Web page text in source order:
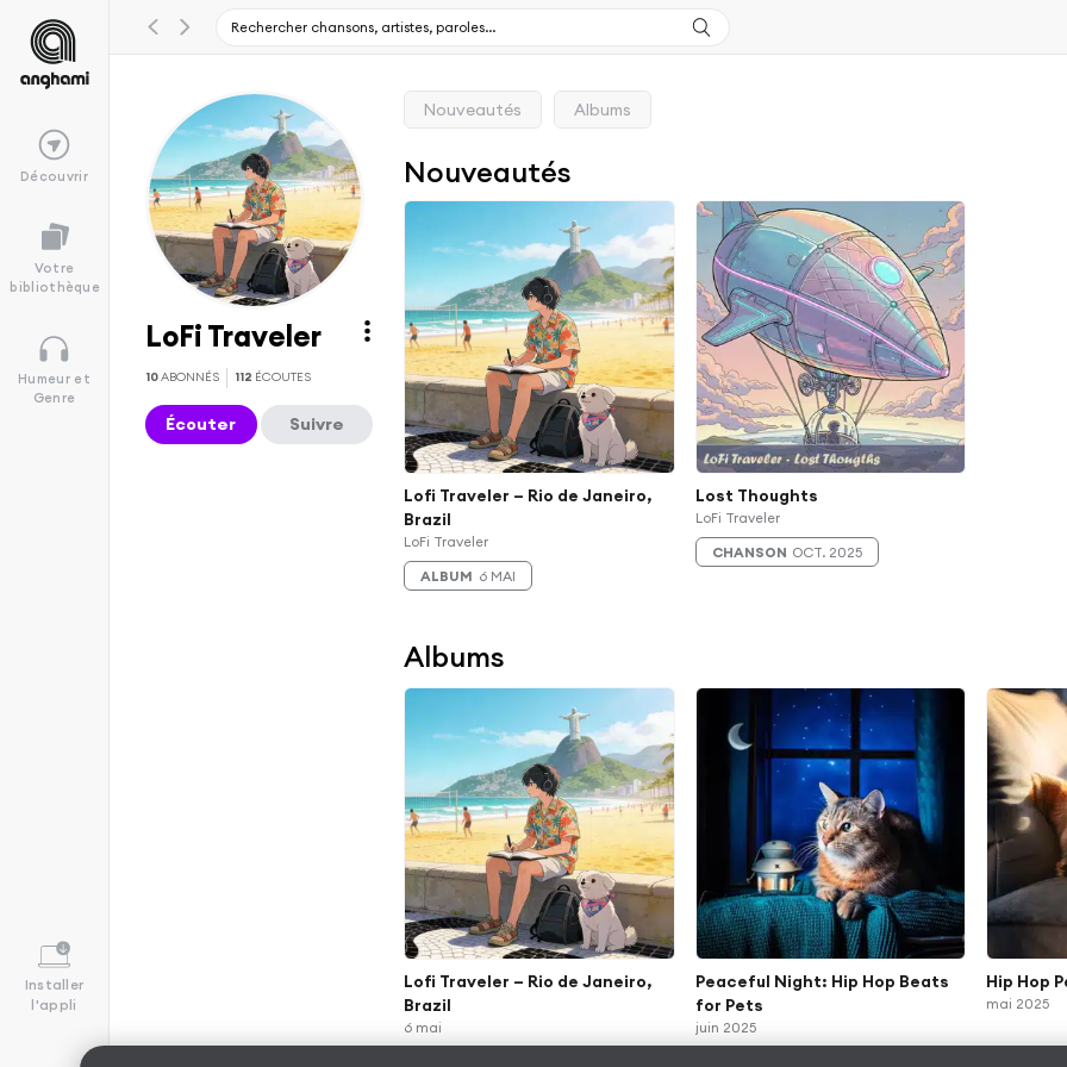
Découvrir
Votre
bibliothèque
Humeur et
Genre
Installer
l'appli
LoFi Traveler
10ABONNÉS 112 ÉCOUTES
Écouter Suivre
Nouveautés Albums
Nouveautés
Lofi Traveler – Rio de Janeiro,
Brazil
LoFi Traveler
ALBUM 6 MAI
Lost Thoughts
LoFi Traveler
CHANSON OCT. 2025
Albums
Lofi Traveler – Rio de Janeiro,
Brazil
6 mai
Peaceful Night: Hip Hop Beats
for Pets
juin 2025
Hip Hop
mai 2025